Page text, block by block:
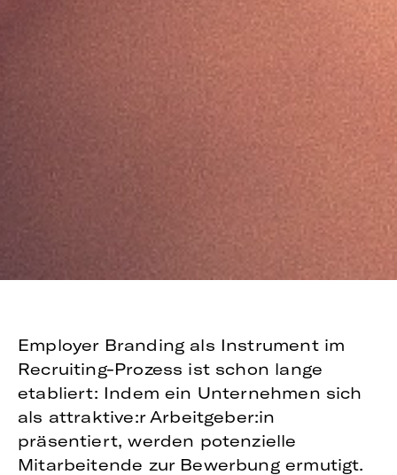
Employer Branding als Instrument im
Recruiting-Prozess ist schon lange
etabliert: Indem ein Unternehmen sich
als attraktive:r Arbeitgeber:in
präsentiert, werden potenzielle
Mitarbeitende zur Bewerbung ermutigt.